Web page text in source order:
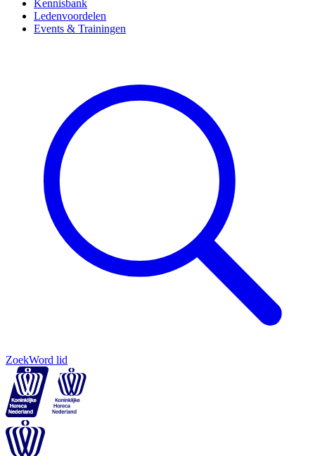
Kennisbank
Ledenvoordelen
Events & Trainingen
ZoekWord lid